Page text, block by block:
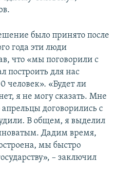
было принято после
года эти люди
что «мы поговорили с
построить для нас
«Будет ли
я не могу сказать. Мне
договорились с
В общем, я выделил
Дадим время,
мы быстро
– заключил